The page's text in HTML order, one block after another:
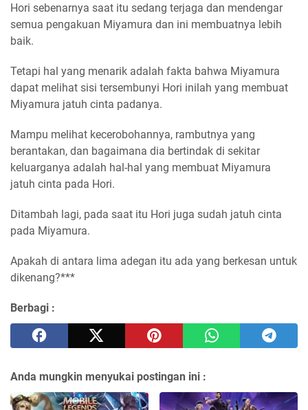
Hori sebenarnya saat itu sedang terjaga dan mendengar
semua pengakuan Miyamura dan ini membuatnya lebih
baik.
Tetapi hal yang menarik adalah fakta bahwa Miyamura
dapat melihat sisi tersembunyi Hori inilah yang membuat
Miyamura jatuh cinta padanya.
Mampu melihat kecerobohannya, rambutnya yang
berantakan, dan bagaimana dia bertindak di sekitar
keluarganya adalah hal-hal yang membuat Miyamura
jatuh cinta pada Hori.
Ditambah lagi, pada saat itu Hori juga sudah jatuh cinta
pada Miyamura.
Apakah di antara lima adegan itu ada yang berkesan untuk
dikenang?***
Berbagi :
Anda mungkin menyukai postingan ini :